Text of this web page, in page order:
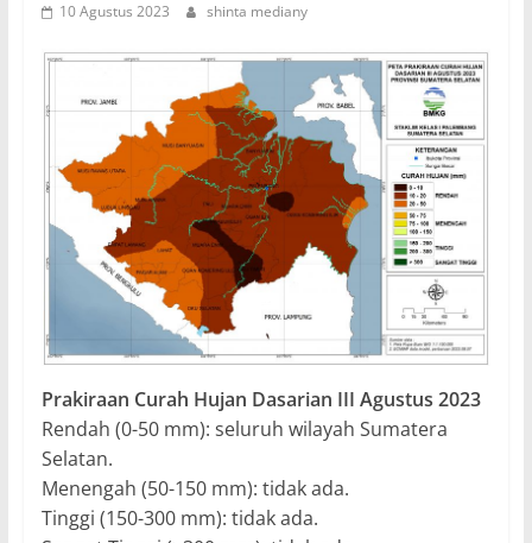
10 Agustus 2023 shinta mediany
Prakiraan Curah Hujan Dasarian III Agustus 2023
Rendah (0-50 mm): seluruh wilayah Sumatera
Selatan.
Menengah (50-150 mm): tidak ada.
Tinggi (150-300 mm): tidak ada.